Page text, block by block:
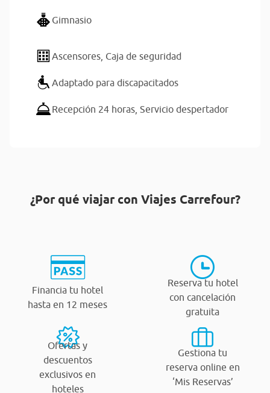
Gimnasio
Ascensores, Caja de seguridad
Adaptado para discapacitados
Recepción 24 horas, Servicio despertador
¿Por qué viajar con Viajes Carrefour?
Financia tu hotel
hasta en 12 meses
Reserva tu hotel
con cancelación
gratuita
Ofertas y
descuentos
exclusivos en
hoteles
Gestiona tu
reserva online en
‘Mis Reservas’